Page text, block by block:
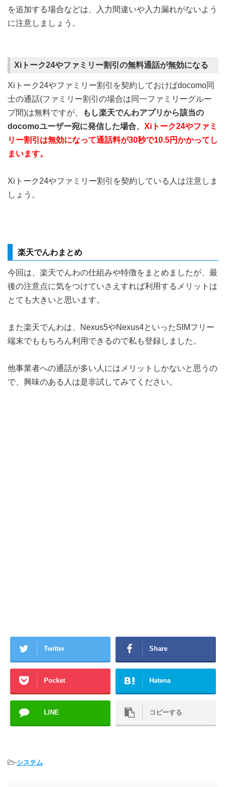
を追加する場合などは、入力間違いや入力漏れがないよう
に注意しましょう。
Xiトーク24やファミリー割引の無料通話が無効になる
Xiトーク24やファミリー割引を契約しておけばdocomo同
士の通話(ファミリー割引の場合は同一ファミリーグルー
プ間)は無料ですが、
もし楽天でんわアプリから該当の
docomoユーザー宛に発信した場合、 Xiトーク24やファミ
リー割引は無効になって通話料が30秒で10.5円かかってし
まいます。
Xiトーク24やファミリー割引を契約している人は注意しま
しょう。
楽天でんわまとめ
今回は、楽天でんわの仕組みや特徴をまとめましたが、最
後の注意点に気をつけていさえすれば利用するメリットは
とても大きいと思います。
また楽天でんわは、Nexus5やNexus4といったSIMフリー
端末でももちろん利用できるので私も登録しました。
他事業者への通話が多い人にはメリットしかないと思うの
で、興味のある人は是非試してみてください。
Twitter Share
Pocket Hatena
LINE コピーする
-システム